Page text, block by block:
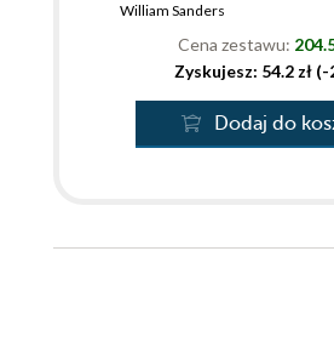
William Sanders
Cena zestawu:
Zyskujesz: 54.2 zł (-
Dodaj do